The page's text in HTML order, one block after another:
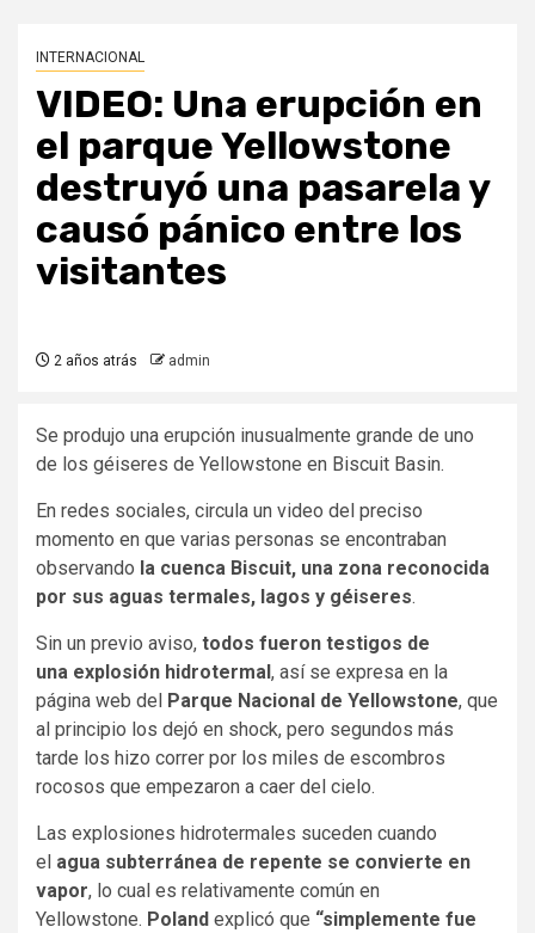
INTERNACIONAL
VIDEO: Una erupción en
el parque Yellowstone
destruyó una pasarela y
causó pánico entre los
visitantes
2 años atrás admin
Se produjo una erupción inusualmente grande de uno
de los géiseres de Yellowstone en Biscuit Basin.
En redes sociales, circula un video del preciso
momento en que varias personas se encontraban
observando la cuenca Biscuit, una zona reconocida
por sus aguas termales, lagos y géiseres.
Sin un previo aviso, todos fueron testigos de
una explosión hidrotermal, así se expresa en la
página web del Parque Nacional de Yellowstone, que
al principio los dejó en shock, pero segundos más
tarde los hizo correr por los miles de escombros
rocosos que empezaron a caer del cielo.
Las explosiones hidrotermales suceden cuando
el agua subterránea de repente se convierte en
vapor, lo cual es relativamente común en
Yellowstone. Poland explicó que “simplemente fue